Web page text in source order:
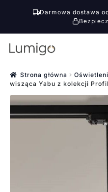
Darmowa dostawa
Przejdź
nawigacji
Przejdź
treści Strona główna
wisząca Yabu z kolekcji